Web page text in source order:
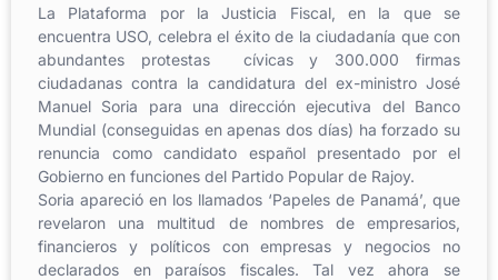
La Plataforma por la Justicia Fiscal, en la que se
encuentra USO, celebra el éxito de la ciudadanía que con
abundantes protestas cívicas y 300.000 firmas
ciudadanas contra la candidatura del ex-ministro José
Manuel Soria para una dirección ejecutiva del Banco
Mundial (conseguidas en apenas dos días) ha forzado su
renuncia como candidato español presentado por el
Gobierno en funciones del Partido Popular de Rajoy.
Soria apareció en los llamados ‘Papeles de Panamá’, que
revelaron una multitud de nombres de empresarios,
financieros y políticos con empresas y negocios no
declarados en paraísos fiscales. Tal vez ahora se